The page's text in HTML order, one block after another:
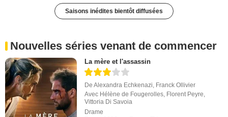
Saisons inédites bientôt diffusées
Nouvelles séries venant de commencer
La mère et l'assassin
DeAlexandra Echkenazi, Franck Ollivier
Avec Hélène de Fougerolles, Florent Peyre,
Vittoria Di Savoia
Drame